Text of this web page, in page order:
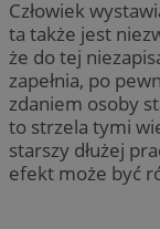
Człowiek
ta także jest
że do tej
zapełnia, po
zdaniem osoby
to strzela tymi
starszy dłużej
efekt może być